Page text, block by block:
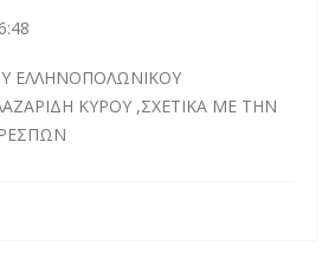
ΕΛΛΗΝΟΠΟΛΩΝΙΚΟΥ
ΚΥΡΟΥ ,ΣΧΕΤΙΚΑ ΜΕ ΤΗΝ